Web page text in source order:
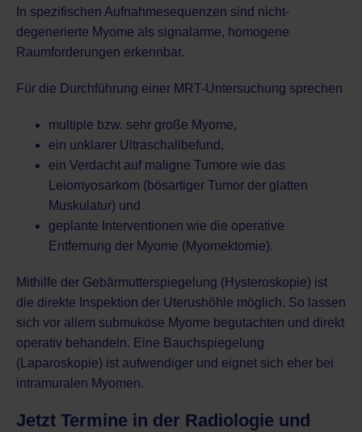
In spezifischen Aufnahmesequenzen sind nicht-
degenerierte Myome als signalarme, homogene
Raumforderungen erkennbar.
Für die Durchführung einer MRT-Untersuchung sprechen
multiple bzw. sehr große Myome,
ein unklarer Ultraschallbefund,
ein Verdacht auf maligne Tumore wie das
Leiomyosarkom (bösartiger Tumor der glatten
Muskulatur) und
geplante Interventionen wie die operative
Entfernung der Myome (Myomektomie).
Mithilfe der Gebärmutterspiegelung (Hysteroskopie) ist
die direkte Inspektion der Uterushöhle möglich. So lassen
sich vor allem submuköse Myome begutachten und direkt
operativ behandeln. Eine Bauchspiegelung
(Laparoskopie) ist aufwendiger und eignet sich eher bei
intramuralen Myomen.
Jetzt Termine in der Radiologie und